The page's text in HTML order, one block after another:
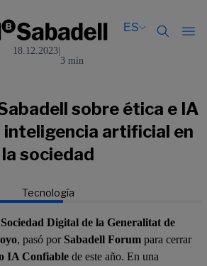
ES
Català
Español
Català
Español
18.12.2023
3 min
sobre ética e IA
inteligencia artificial en
la sociedad
Tecnología
Sociedad Digital de la Generalitat de
, pasó por Sabadell Forum para cerrar
IA Confiable de este año. En una